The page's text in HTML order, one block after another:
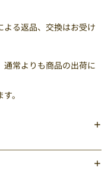
よる返品、交換はお受け
通常よりも商品の出荷に
。